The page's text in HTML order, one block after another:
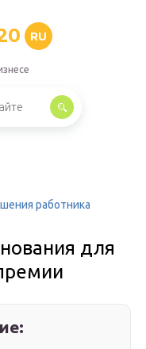
RU
работника
для